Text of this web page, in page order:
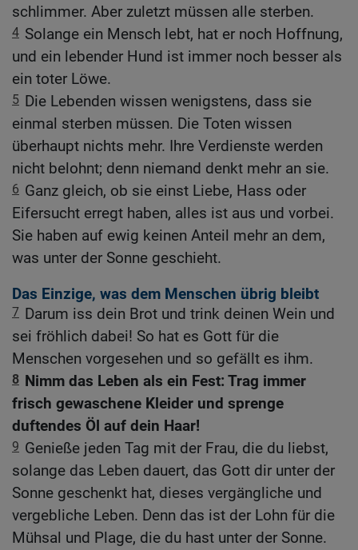
schlimmer. Aber zuletzt müssen alle sterben.
4 Solange ein Mensch lebt, hat er noch Hoffnung,
und ein lebender Hund ist immer noch besser als
ein toter Löwe.
5 Die Lebenden wissen wenigstens, dass sie
einmal sterben müssen. Die Toten wissen
überhaupt nichts mehr. Ihre Verdienste werden
nicht belohnt; denn niemand denkt mehr an sie.
6 Ganz gleich, ob sie einst Liebe, Hass oder
Eifersucht erregt haben, alles ist aus und vorbei.
Sie haben auf ewig keinen Anteil mehr an dem,
was unter der Sonne geschieht.
Das Einzige, was dem Menschen übrig bleibt
7 Darum iss dein Brot und trink deinen Wein und
sei fröhlich dabei! So hat es Gott für die
Menschen vorgesehen und so gefällt es ihm.
8 Nimm das Leben als ein Fest: Trag immer
frisch gewaschene Kleider und sprenge
duftendes Öl auf dein Haar!
9 Genieße jeden Tag mit der Frau, die du liebst,
solange das Leben dauert, das Gott dir unter der
Sonne geschenkt hat, dieses vergängliche und
vergebliche Leben. Denn das ist der Lohn für die
Mühsal und Plage, die du hast unter der Sonne.